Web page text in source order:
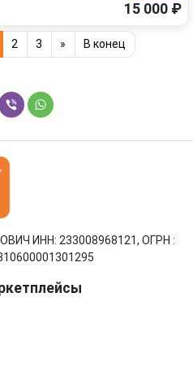
15 000 ₽
2 3 » В конец
ИНН: 233008968121, ОГРН :